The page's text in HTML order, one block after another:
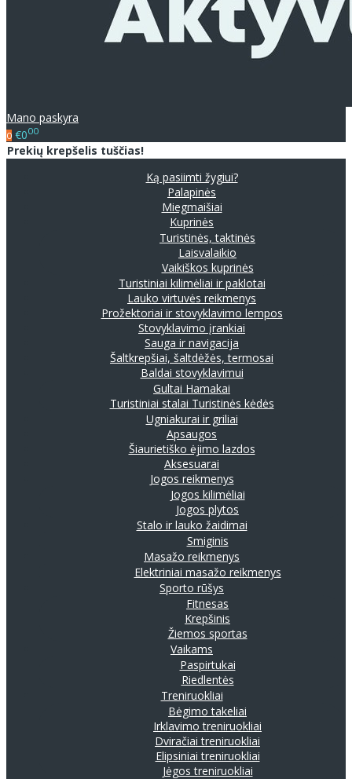
Mano paskyra
0 €000
Prekių krepšelis tuščias!
Ką pasiimti žygiui?
Palapinės
Miegmaišiai
Kuprinės
Turistinės, taktinės
Laisvalaikio
Vaikiškos kuprinės
Turistiniai kilimėliai ir paklotai
Lauko virtuvės reikmenys
Prožektoriai ir stovyklavimo lempos
Stovyklavimo įrankiai
Sauga ir navigacija
Šaltkrepšiai, šaltdėžės, termosai
Baldai stovyklavimui
Gultai Hamakai
Turistiniai stalai Turistinės kėdės
Ugniakurai ir griliai
Apsaugos
Šiaurietiško ėjimo lazdos
Aksesuarai
Jogos reikmenys
Jogos kilimėliai
Jogos plytos
Stalo ir lauko žaidimai
Smiginis
Masažo reikmenys
Elektriniai masažo reikmenys
Sporto rūšys
Fitnesas
Krepšinis
Žiemos sportas
Vaikams
Paspirtukai
Riedlentės
Treniruokliai
Bėgimo takeliai
Irklavimo treniruokliai
Dviračiai treniruokliai
Elipsiniai treniruokliai
Jėgos treniruokliai